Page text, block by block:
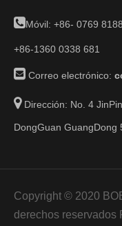
Móvil: +86- 0769
+86-1360 0338 681
 Correo electrónico:
Dirección: No. 4
DongGuan GuangDong
Copyright © 2020
derechos reservados